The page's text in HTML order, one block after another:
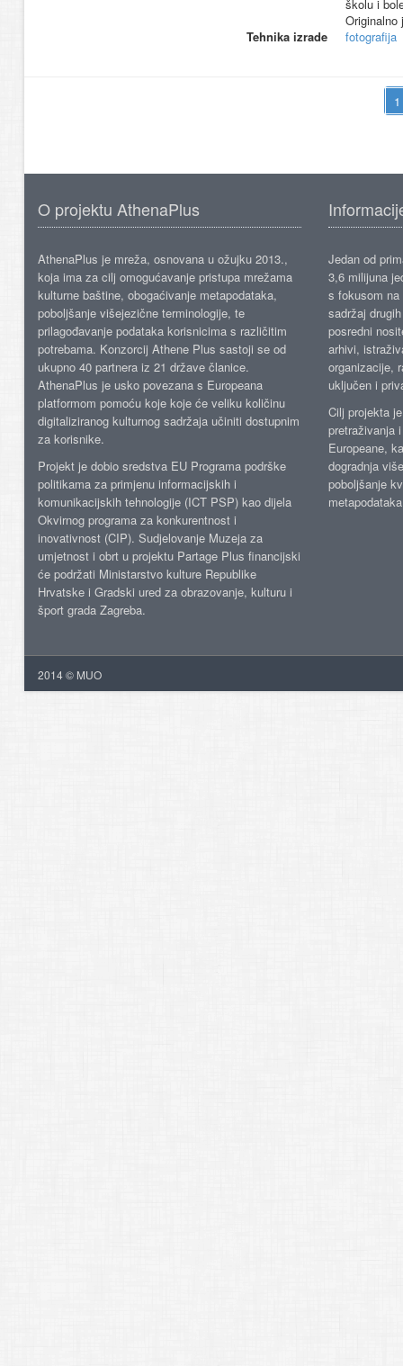
školu i
Originalno
Tehnika izrade
fotografija
O projektu AthenaPlus
AthenaPlus je mreža, osnovana u ožujku 2013.,
koja ima za cilj omogućavanje pristupa mrežama
kulturne baštine, obogaćivanje metapodataka,
poboljšanje višejezične terminologije, te
prilagođavanje podataka korisnicima s različitim
potrebama. Konzorcij Athene Plus sastoji se od
ukupno 40 partnera iz 21 države članice.
AthenaPlus je usko povezana s Europeana
platformom pomoću koje koje će veliku količinu
digitaliziranog kulturnog sadržaja učiniti dostupnim
za korisnike.
Projekt je dobio sredstva EU Programa podrške
politikama za primjenu informacijskih i
komunikacijskih tehnologije (ICT PSP) kao dijela
Okvirnog programa za konkurentnost i
inovativnost (CIP). Sudjelovanje Muzeja za
umjetnost i obrt u projektu Partage Plus financijski
će podržati Ministarstvo kulture Republike
Hrvatske i Gradski ured za obrazovanje, kulturu i
šport grada Zagreba.
Jedan od
3,6 milijuna
s fokusom
sadržaj
posredni
arhivi,
organizacije,
uključen i
Cilj projekta
pretraživanja
Europeane,
dogradnja
poboljšanje
2014 © MUO